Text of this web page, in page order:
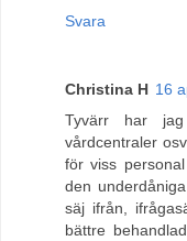
Svara
Christina H 16
Tyvärr har jag
vårdcentraler
för viss
den
säj ifrån,
bättre